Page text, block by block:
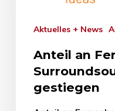
Aktuelles + News
Anteil an
gestiegen